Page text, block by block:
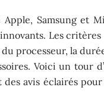
Apple, Samsung et
Les
processeur, la
Voici un tour
avis éclairés